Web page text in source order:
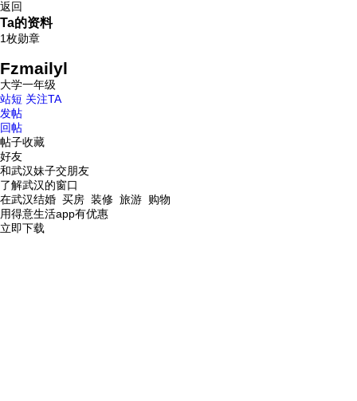
返回
Ta的资料
1枚勋章
Fzmailyl
大学一年级
站短 关注TA
发帖
回帖
帖子收藏
好友
和武汉妹子交朋友
了解武汉的窗口
在武汉结婚 买房 装修 旅游 购物
用得意生活app有优惠
立即下载